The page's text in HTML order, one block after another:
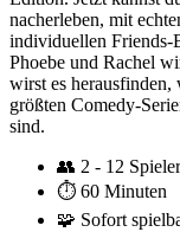
nacherleben, mit
individuellen Friends-
Phoebe und Rachel
wirst es herausfinden,
größten Comedy-
sind.
👥 2 - 12 Spieler
⏱️ 60 Minuten
🧩 Sofort